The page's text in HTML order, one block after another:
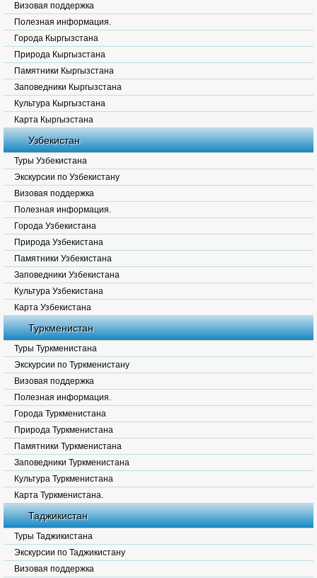
Визовая поддержка
Полезная информация.
Города Кыргызстана
Природа Кыргызстана
Памятники Кыргызстана
Заповедники Кыргызстана
Культура Кыргызстана
Карта Кыргызстана
Узбекистан
Туры Узбекистана
Экскурсии по Узбекистану
Визовая поддержка
Полезная информация.
Города Узбекистана
Природа Узбекистана
Памятники Узбекистана
Заповедники Узбекистана
Культура Узбекистана
Карта Узбекистана
Туркменистан
Туры Туркменистана
Экскурсии по Туркменистану
Визовая поддержка
Полезная информация.
Города Туркменистана
Природа Туркменистана
Памятники Туркменистана
Заповедники Туркменистана
Культура Туркменистана
Карта Туркменистана.
Таджикистан
Туры Таджикистана
Экскурсии по Таджикистану
Визовая поддержка